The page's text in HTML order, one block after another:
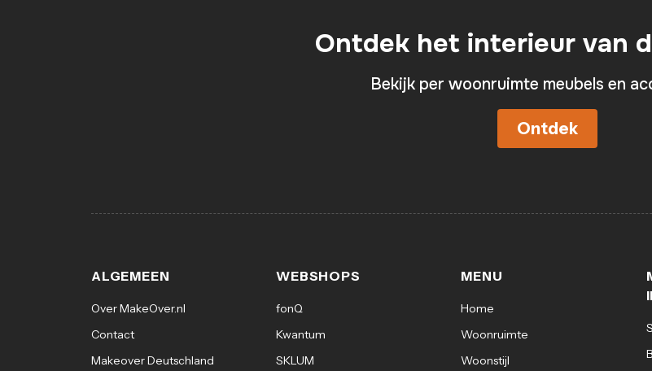
Ontdek het interieur van
Bekijk per woonruimte meubels en
Ontdek
ALGEMEEN
Over MakeOver.nl
Contact
Makeover Deutschland
WEBSHOPS
fonQ
Kwantum
SKLUM
MENU
Home
Woonruimte
Woonstijl